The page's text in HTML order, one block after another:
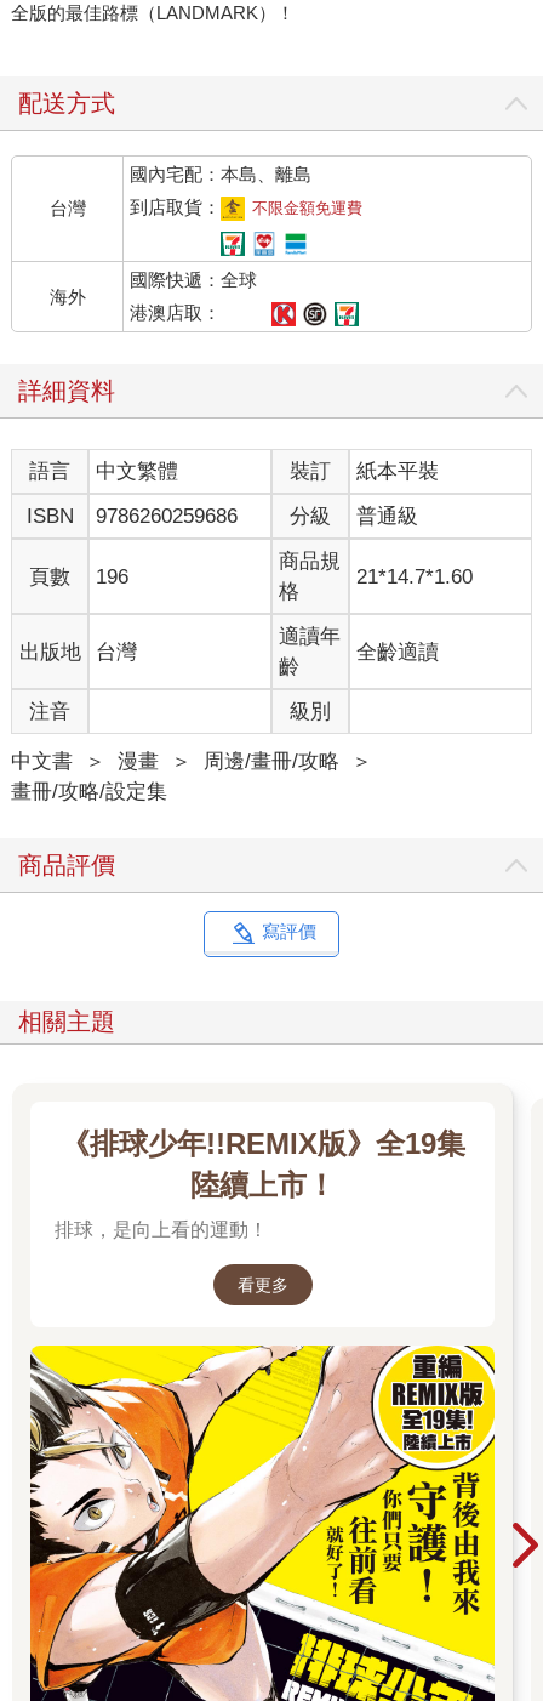
全版的最佳路標（LANDMARK）！
配送方式
台灣
國內宅配：本島、離島
到店取貨：
不限金額免運費
海外
國際快遞：全球
港澳店取：
詳細資料
語言 中文繁體 裝訂
紙本平裝
ISBN
9786260259686 分級 普通級
頁數 196
商品規
格
21*14.7*1.60
出版地 台灣
適讀年
齡
全齡適讀
注音 級別
中文書 ＞ 漫畫 ＞ 周邊/畫冊/攻略
＞
畫冊/攻略/設定集
商品評價
寫評價
相關主題
《排球少年!!REMIX版》全19集
陸續上市！
排球，是向上看的運動！
看更多